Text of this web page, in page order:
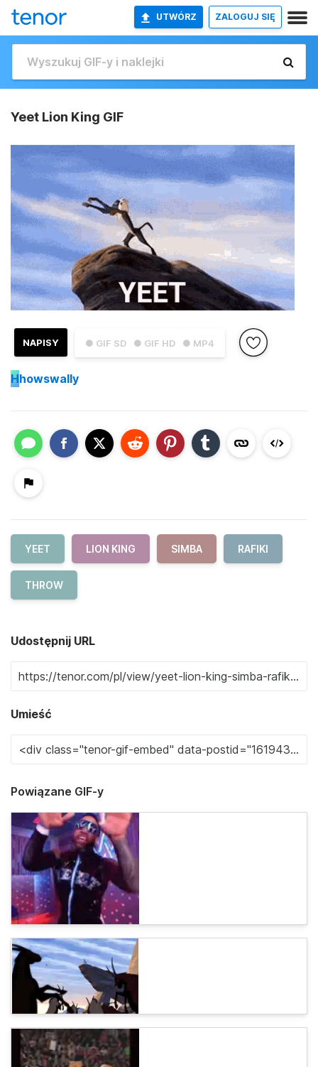
UTWÓRZ ZALOGUJ SIĘ
Yeet Lion King GIF
● GIF SD ● GIF HD ● MP4
NAPISY
Hhowswally
YEET LION KING SIMBA RAFIKI
THROW
Udostępnij URL
Umieść
Powiązane GIF-y